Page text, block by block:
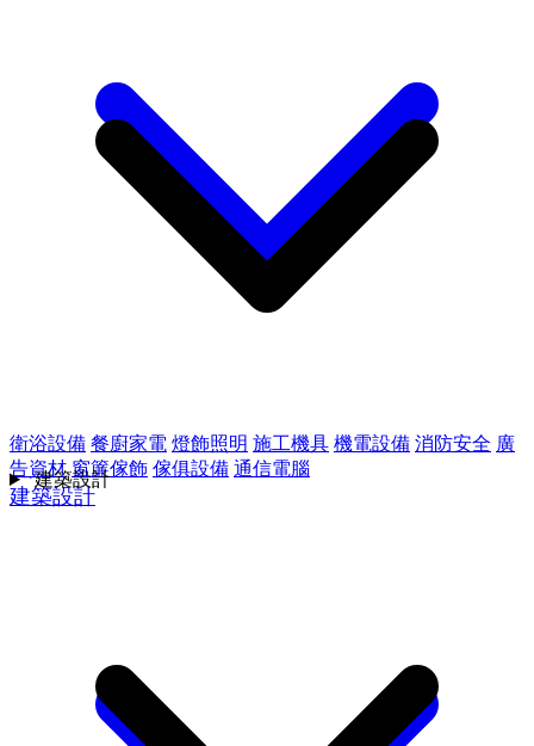
衛浴設備 餐廚家電 燈飾照明 施工機具 機電設備 消防安全 廣
告資材 窗簾傢飾 傢俱設備 通信電腦
建築設計
建築設計